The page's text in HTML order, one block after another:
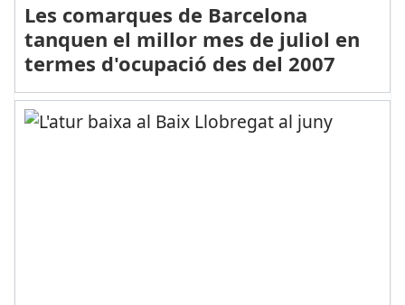
Les comarques de Barcelona
tanquen el millor mes de juliol en
termes d'ocupació des del 2007